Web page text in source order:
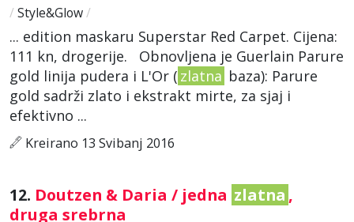
/ Style&Glow/
... edition maskaru Superstar Red Carpet. Cijena:
111 kn, drogerije. Obnovljena je Guerlain Parure
gold linija pudera i L'Or ( zlatna baza): Parure
gold sadrži zlato i ekstrakt mirte, za sjaj i
efektivno ...
Kreirano 13 Svibanj 2016
12. Doutzen & Daria / jedna zlatna ,
druga srebrna